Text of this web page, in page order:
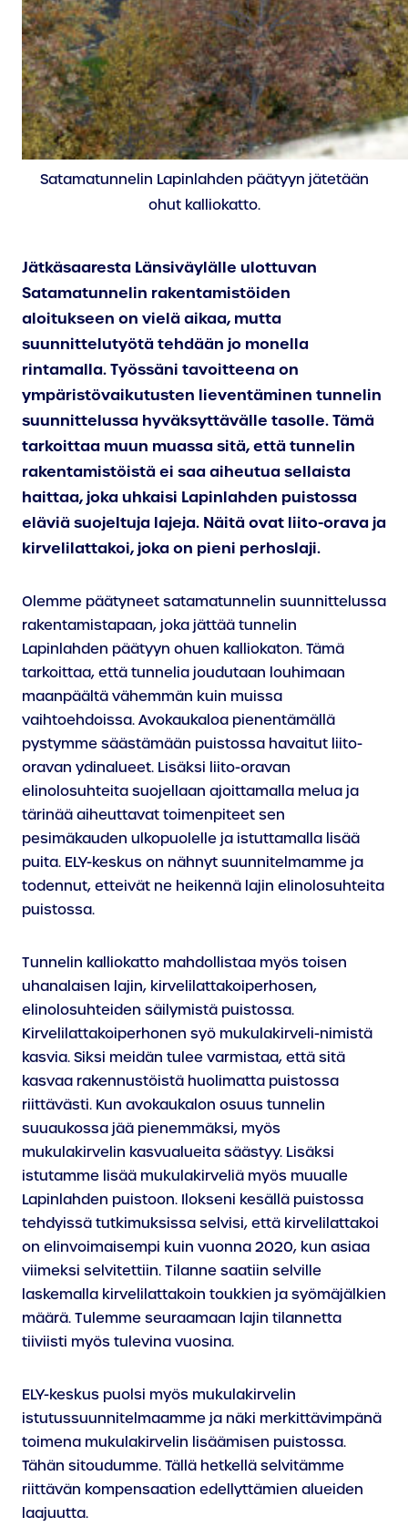
Satamatunnelin Lapinlahden päätyyn jätetään
ohut kalliokatto.
Jätkäsaaresta Länsiväylälle ulottuvan
Satamatunnelin rakentamistöiden
aloitukseen on vielä aikaa, mutta
suunnittelutyötä tehdään jo monella
rintamalla. Työssäni tavoitteena on
ympäristövaikutusten lieventäminen tunnelin
suunnittelussa hyväksyttävälle tasolle. Tämä
tarkoittaa muun muassa sitä, että tunnelin
rakentamistöistä ei saa aiheutua sellaista
haittaa, joka uhkaisi Lapinlahden puistossa
eläviä suojeltuja lajeja. Näitä ovat liito-orava ja
kirvelilattakoi, joka on pieni perhoslaji.
Olemme päätyneet satamatunnelin suunnittelussa
rakentamistapaan, joka jättää tunnelin
Lapinlahden päätyyn ohuen kalliokaton. Tämä
tarkoittaa, että tunnelia joudutaan louhimaan
maanpäältä vähemmän kuin muissa
vaihtoehdoissa. Avokaukaloa pienentämällä
pystymme säästämään puistossa havaitut liito-
oravan ydinalueet. Lisäksi liito-oravan
elinolosuhteita suojellaan ajoittamalla melua ja
tärinää aiheuttavat toimenpiteet sen
pesimäkauden ulkopuolelle ja istuttamalla lisää
puita. ELY-keskus on nähnyt suunnitelmamme ja
todennut, etteivät ne heikennä lajin elinolosuhteita
puistossa.
Tunnelin kalliokatto mahdollistaa myös toisen
uhanalaisen lajin, kirvelilattakoiperhosen,
elinolosuhteiden säilymistä puistossa.
Kirvelilattakoiperhonen syö mukulakirveli-nimistä
kasvia. Siksi meidän tulee varmistaa, että sitä
kasvaa rakennustöistä huolimatta puistossa
riittävästi. Kun avokaukalon osuus tunnelin
suuaukossa jää pienemmäksi, myös
mukulakirvelin kasvualueita säästyy. Lisäksi
istutamme lisää mukulakirveliä myös muualle
Lapinlahden puistoon. Ilokseni kesällä puistossa
tehdyissä tutkimuksissa selvisi, että kirvelilattakoi
on elinvoimaisempi kuin vuonna 2020, kun asiaa
viimeksi selvitettiin. Tilanne saatiin selville
laskemalla kirvelilattakoin toukkien ja syömäjälkien
määrä. Tulemme seuraamaan lajin tilannetta
tiiviisti myös tulevina vuosina.
ELY-keskus puolsi myös mukulakirvelin
istutussuunnitelmaamme ja näki merkittävimpänä
toimena mukulakirvelin lisäämisen puistossa.
Tähän sitoudumme. Tällä hetkellä selvitämme
riittävän kompensaation edellyttämien alueiden
laajuutta.